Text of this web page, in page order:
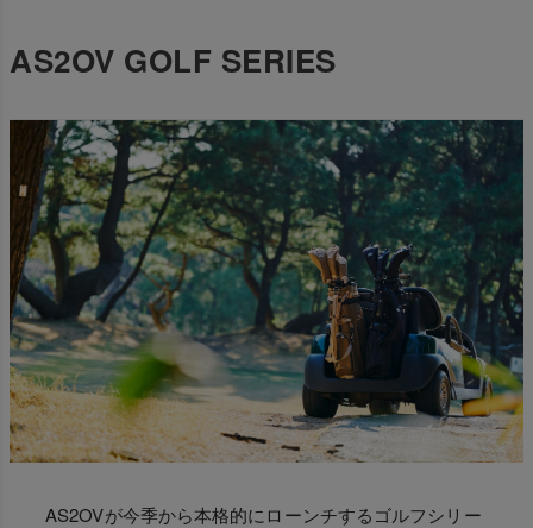
AS2OV GOLF SERIES
AS2OVが今季から本格的にローンチするゴルフシリー